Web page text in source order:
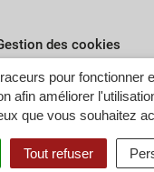
pour fonctionner
afin améliorer
que vous souhaitez
Tout refuser
des cookies
Plan du site
de confidentialité
Crédits